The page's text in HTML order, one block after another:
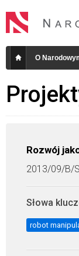
O
Rozwój
2013/09/B/
Słowa
robot